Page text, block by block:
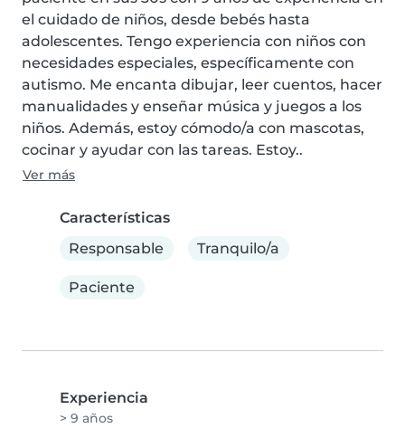
el cuidado de niños, desde bebés hasta
adolescentes. Tengo experiencia con niños con
necesidades especiales, específicamente con
autismo. Me encanta dibujar, leer cuentos, hacer
manualidades y enseñar música y juegos a los
niños. Además, estoy cómodo/a con mascotas,
cocinar y ayudar con las tareas. Estoy..
Ver más
Características
Responsable
Tranquilo/a
Paciente
Experiencia
> 9 años